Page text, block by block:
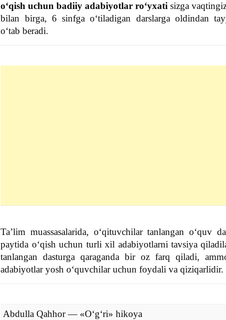
o‘qish uchun badiiy adabiyotlar ro‘yxati sizga
bilan birga, 6 sinfga o‘tiladigan darslarga oldindan
o‘tab beradi.
Ta’lim muassasalarida, o‘qituvchilar tanlangan o‘quv
paytida o‘qish uchun turli xil adabiyotlarni tavsiya
tanlangan dasturga qaraganda bir oz farq qiladi,
adabiyotlar yosh o‘quvchilar uchun foydali va qiziqarlidir.
Abdulla Qahhor — «O‘g‘ri» hikoya